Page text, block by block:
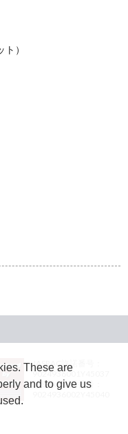
）
JASRAC許諾番号：
9024936001Y45037
JASRAC許諾番号：
These are
and to give us